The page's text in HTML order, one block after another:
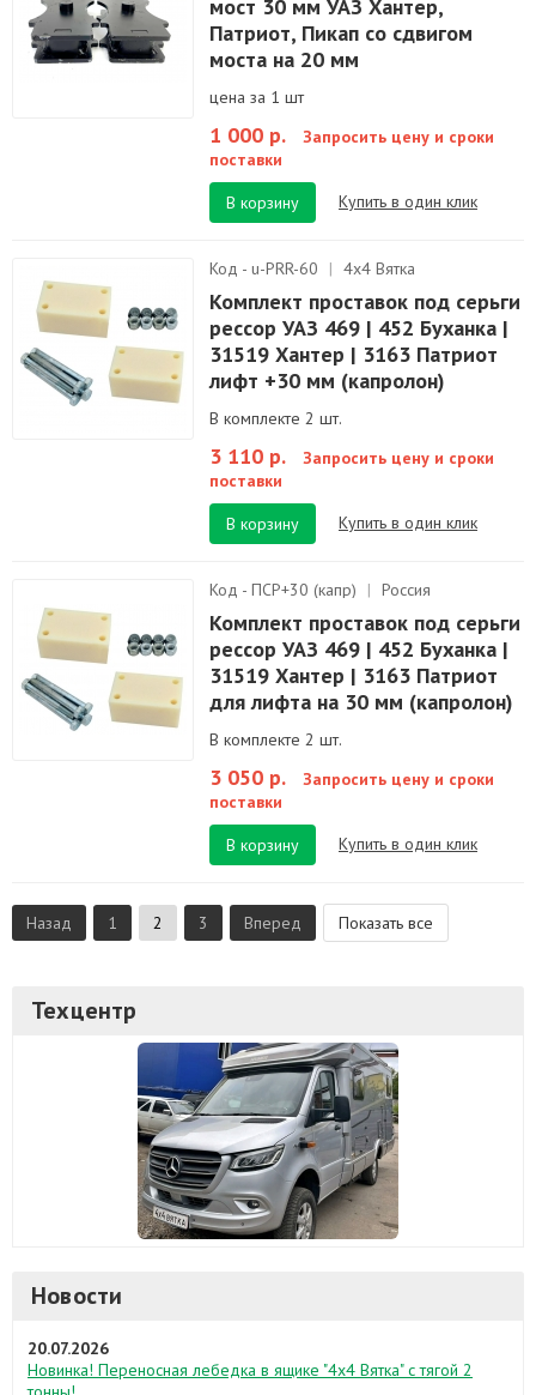
мост 30 мм УАЗ Хантер,
Патриот, Пикап со сдвигом
моста на 20 мм
цена за 1 шт
1 000 р.
Запросить цену и сроки
поставки
В корзину
Купить в один клик
Код - u-PRR-60 | 4х4 Вятка
Комплект проставок под серьги
рессор УАЗ 469 | 452 Буханка |
31519 Хантер | 3163 Патриот
лифт +30 мм (капролон)
В комплекте 2 шт.
3 110 р.
Запросить цену и сроки
поставки
В корзину
Купить в один клик
Код - ПСР+30 (капр) | Россия
Комплект проставок под серьги
рессор УАЗ 469 | 452 Буханка |
31519 Хантер | 3163 Патриот
для лифта на 30 мм (капролон)
В комплекте 2 шт.
3 050 р.
Запросить цену и сроки
поставки
В корзину
Купить в один клик
Назад 1 2 3 Вперед Показать все
Техцентр
Новости
20.07.2026
Новинка! Переносная лебедка в ящике "4х4 Вятка" с тягой 2